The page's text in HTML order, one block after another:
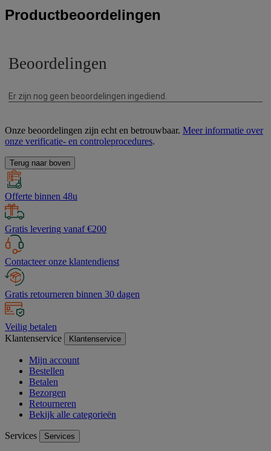
Productbeoordelingen
Onze beoordelingen zijn echt en betrouwbaar. Meer informatie over
onze verificatie- en controleprocedures.
Terug naar boven
Offerte binnen 48u
Gratis levering vanaf €200
Contacteer onze klantendienst
Gratis retourneren binnen 30 dagen
Veilig betalen
Klantenservice
Klantenservice
Mijn account
Bestellen
Betalen
Bezorgen
Retourneren
Bekijk alle categorieën
Services Services